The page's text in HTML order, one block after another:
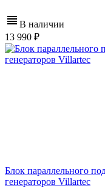
В наличии
13 990
Блок параллельного
генераторов Villartec